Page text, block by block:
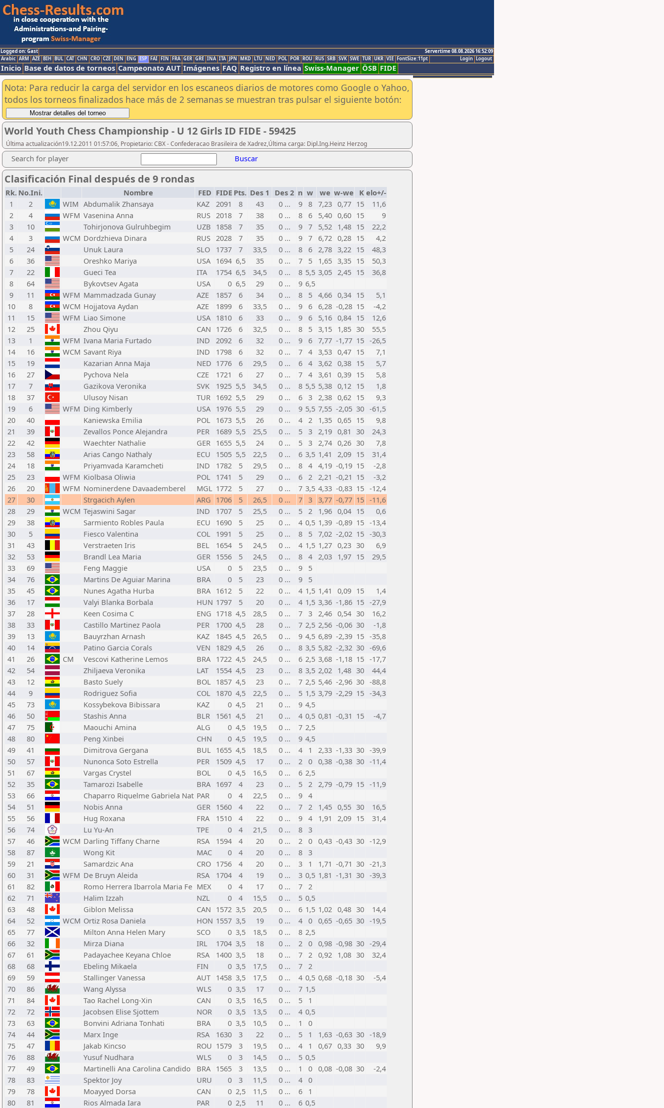
Logged on: Gast
Servertime 08.08.2026 16:52:09
Logout
Login
Arabic ARM AZE BIH BUL CAT CHN CRO CZE DEN ENG ESP FAI FIN FRA GER GRE INA ITA JPN MKD LTU NED POL POR ROU RUS SRB SVK SWE TUR UKR VIE FontSize:11pt
Inicio Base de datos de torneos Campeonato AUT Imágenes FAQ Registro en línea Swiss-Manager ÖSB FIDE
Nota: Para reducir la carga del servidor en los escaneos diarios de motores como Google o Yahoo,
todos los torneos finalizados hace más de 2 semanas se muestran tras pulsar el siguiente botón:
World Youth Chess Championship - U 12 Girls ID FIDE - 59425
Última actualización19.12.2011 01:57:06, Propietario: CBX - Confederacao Brasileira de Xadrez,Última carga: Dipl.Ing.Heinz Herzog
Search for player Buscar
Clasificación Final después de 9 rondas
Rk. No.Ini. Nombre FED FIDE Pts. Des 1 Des 2 n w we w-we K elo+/-
1
2 WIM Abdumalik Zhansaya KAZ 2091 8 43 0 ... 9 8 7,23 0,77 15
11,6
2
4 WFM Vasenina Anna RUS 2018 7 38 0 ... 8 6 5,40 0,60 15
9
3
10 Tohirjonova Gulruhbegim UZB 1858 7 35 0 ... 9 7 5,52 1,48 15
22,2
4
3 WCM Dordzhieva Dinara RUS 2028 7 35 0 ... 9 7 6,72 0,28 15
4,2
5
24 Unuk Laura SLO 1737 7 33,5 0 ... 8 6 2,78 3,22 15
48,3
6
36 Oreshko Mariya USA 1694 6,5 35 0 ... 7 5 1,65 3,35 15
50,3
7
22 Gueci Tea ITA 1754 6,5 34,5 0 ... 8 5,5 3,05 2,45 15
36,8
8
64 Bykovtsev Agata USA 0 6,5 29 0 ... 9 6,5
9
11 WFM Mammadzada Gunay AZE 1857 6 34 0 ... 8 5 4,66 0,34 15
5,1
10
8 WCM Hojjatova Aydan AZE 1899 6 33,5 0 ... 9 6 6,28 -0,28 15
-4,2
11
15 WFM Liao Simone USA 1810 6 33 0 ... 9 6 5,16 0,84 15
12,6
12
25 Zhou Qiyu CAN 1726 6 32,5 0 ... 8 5 3,15 1,85 30
55,5
13
1 WFM Ivana Maria Furtado IND 2092 6 32 0 ... 9 6 7,77 -1,77 15 -26,5
14
16 WCM Savant Riya IND 1798 6 32 0 ... 7 4 3,53 0,47 15
7,1
15
19 Kazarian Anna Maja NED 1776 6 29,5 0 ... 6 4 3,62 0,38 15
5,7
16
27 Pychova Nela CZE 1721 6 27 0 ... 7 4 3,61 0,39 15
5,8
17
7 Gazikova Veronika SVK 1925 5,5 34,5 0 ... 8 5,5 5,38 0,12 15
1,8
18
37 Ulusoy Nisan TUR 1692 5,5 29 0 ... 6 3 2,38 0,62 15
9,3
19
6 WFM Ding Kimberly USA 1976 5,5 29 0 ... 9 5,5 7,55 -2,05 30 -61,5
20
40 Kaniewska Emilia POL 1673 5,5 26 0 ... 4 2 1,35 0,65 15
9,8
21
39 Zevallos Ponce Alejandra PER 1689 5,5 25,5 0 ... 5 3 2,19 0,81 30
24,3
22
42 Waechter Nathalie GER 1655 5,5 24 0 ... 5 3 2,74 0,26 30
7,8
23
58 Arias Cango Nathaly ECU 1505 5,5 22,5 0 ... 6 3,5 1,41 2,09 15
31,4
24
18 Priyamvada Karamcheti IND 1782 5 29,5 0 ... 8 4 4,19 -0,19 15
-2,8
25
23 WFM Kiolbasa Oliwia POL 1741 5 29 0 ... 6 2 2,21 -0,21 15
-3,2
26
20 WFM Nominerdene Davaademberel MGL 1772 5 27 0 ... 7 3,5 4,33 -0,83 15 -12,4
27
30 Strgacich Aylen ARG 1706 5 26,5 0 ... 7 3 3,77 -0,77 15 -11,6
28
29 WCM Tejaswini Sagar IND 1707 5 25,5 0 ... 5 2 1,96 0,04 15
0,6
29
38 Sarmiento Robles Paula ECU 1690 5 25 0 ... 4 0,5 1,39 -0,89 15 -13,4
30
5 Fiesco Valentina COL 1991 5 25 0 ... 8 5 7,02 -2,02 15 -30,3
31
43 Verstraeten Iris BEL 1654 5 24,5 0 ... 4 1,5 1,27 0,23 30
6,9
32
53 Brandl Lea Maria GER 1556 5 24,5 0 ... 8 4 2,03 1,97 15
29,5
33
69 Feng Maggie USA 0 5 23,5 0 ... 9
5
34
76 Martins De Aguiar Marina BRA 0 5 23 0 ... 9
5
35
45 Nunes Agatha Hurba BRA 1612 5 22 0 ... 4 1,5 1,41 0,09 15
1,4
36
17 Valyi Blanka Borbala HUN 1797 5 20 0 ... 4 1,5 3,36 -1,86 15 -27,9
37
28 Keen Cosima C ENG 1718 4,5 28,5 0 ... 7 3 2,46 0,54 30
16,2
38
33 Castillo Martinez Paola PER 1700 4,5 28 0 ... 7 2,5 2,56 -0,06 30
-1,8
39
13 Bauyrzhan Arnash KAZ 1845 4,5 26,5 0 ... 9 4,5 6,89 -2,39 15 -35,8
40
14 Patino Garcia Corals VEN 1829 4,5 26 0 ... 8 3,5 5,82 -2,32 30 -69,6
41
26 CM Vescovi Katherine Lemos BRA 1722 4,5 24,5 0 ... 6 2,5 3,68 -1,18 15 -17,7
42
54 Zhiljaeva Veronika LAT 1554 4,5 23 0 ... 8 3,5 2,02 1,48 30
44,4
43
12 Basto Suely BOL 1857 4,5 23 0 ... 7 2,5 5,46 -2,96 30 -88,8
44
9 Rodriguez Sofia COL 1870 4,5 22,5 0 ... 5 1,5 3,79 -2,29 15 -34,3
45
73 Kossybekova Bibissara KAZ 0 4,5 21 0 ... 9 4,5
46
50 Stashis Anna BLR 1561 4,5 21 0 ... 4 0,5 0,81 -0,31 15
-4,7
47
75 Maouchi Amina ALG 0 4,5 19,5 0 ... 7 2,5
48
80 Peng Xinbei CHN 0 4,5 19,5 0 ... 9 4,5
49
41 Dimitrova Gergana BUL 1655 4,5 18,5 0 ... 4 1 2,33 -1,33 30 -39,9
50
57 Nunonca Soto Estrella PER 1509 4,5 17 0 ... 2 0 0,38 -0,38 30 -11,4
51
67 Vargas Crystel BOL 0 4,5 16,5 0 ... 6 2,5
52
35 Tamarozi Isabelle BRA 1697 4 23 0 ... 5 2 2,79 -0,79 15 -11,9
53
66 Chaparro Riquelme Gabriela Nat PAR 0 4 22,5 0 ... 9 4
54
51 Nobis Anna GER 1560 4 22 0 ... 7 2 1,45 0,55 30
16,5
55
56 Hug Roxana FRA 1510 4 22 0 ... 9 4 1,91 2,09 15
31,4
56
74 Lu Yu-An TPE 0 4 21,5 0 ... 8 3
57
46 WCM Darling Tiffany Charne RSA 1594 4 20 0 ... 2 0 0,43 -0,43 30 -12,9
58
87 Wong Kit MAC 0 4 20 0 ... 8 3
59
21 Samardzic Ana CRO 1756 4 20 0 ... 3 1 1,71 -0,71 30 -21,3
60
31 WFM De Bruyn Aleida RSA 1704 4 19 0 ... 3 0,5 1,81 -1,31 30 -39,3
61
82 Romo Herrera Ibarrola Maria Fe MEX 0 4 17 0 ... 7 2
62
71 Halim Izzah NZL 0 4 15,5 0 ... 5 0,5
63
48 Giblon Melissa CAN 1572 3,5 20,5 0 ... 6 1,5 1,02 0,48 30
14,4
64
52 WCM Ortiz Rosa Daniela HON 1557 3,5 19 0 ... 4 0 0,65 -0,65 30 -19,5
65
77 Milton Anna Helen Mary SCO 0 3,5 18,5 0 ... 8 2,5
66
32 Mirza Diana IRL 1704 3,5 18 0 ... 2 0 0,98 -0,98 30 -29,4
67
61 Padayachee Keyana Chloe RSA 1400 3,5 18 0 ... 7 2 0,92 1,08 30
32,4
68
68 Ebeling Mikaela FIN 0 3,5 17,5 0 ... 7 2
69
59 Stallinger Vanessa AUT 1458 3,5 17,5 0 ... 4 0,5 0,68 -0,18 30
-5,4
70
86 Wang Alyssa WLS 0 3,5 17 0 ... 7 1,5
71
84 Tao Rachel Long-Xin CAN 0 3,5 16,5 0 ... 5
1
72
72 Jacobsen Elise Sjottem NOR 0 3,5 13,5 0 ... 4 0,5
73
63 Bonvini Adriana Tonhati BRA 0 3,5 10,5 0 ... 1
0
74
44 Marx Inge RSA 1630 3 22 0 ... 5 1 1,63 -0,63 30 -18,9
75
47 Jakab Kincso ROU 1579 3 19,5 0 ... 4 1 0,67 0,33 30
9,9
76
88 Yusuf Nudhara WLS 0 3 14,5 0 ... 5 0,5
77
49 Martinelli Ana Carolina Candido BRA 1565 3 13,5 0 ... 1 0 0,08 -0,08 30
-2,4
78
83 Spektor Joy URU 0 3 11,5 0 ... 4 0
79
78 Moayyed Dorsa CAN 0 2,5 11,5 0 ... 6
1
80
81 Rios Almada Iara PAR 0 2,5 11 0 ... 6 0,5